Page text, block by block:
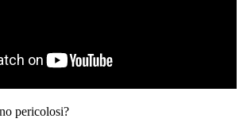
pericolosi?